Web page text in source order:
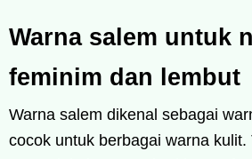
Warna salem untuk
feminim dan lembut
Warna salem dikenal sebagai
cocok untuk berbagai warna kulit.